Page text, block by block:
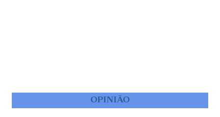
OPINIÃO